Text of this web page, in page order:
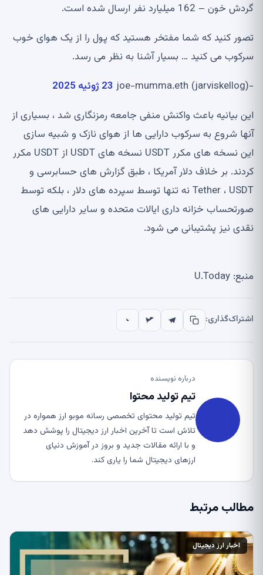
گردش خون – 162 میلیارد نفر ارسال شده است.
تصور کنید که شما مفتخر هستید که پول را از یک هوای خوب
سرکوب می کنید … بسیار آشنا به نظر می رسد.
-joe-mumma.eth (jarviskellog)
23 ژوئیه 2025
این بیانیه باعث واکنش منفی جامعه رمزنگاری شد ، بسیاری از
آنها شروع به سرکوب دارایی ها از هوای نازک و شبیه سازی
این نسخه های مکرر USDT نسخه های USDT از USDT مکرر
کردند. بر خلاف دلار آمریکا ، طبق گزارش های حسابرسی و
Tether ، USDT نه تنها توسط سپرده های دلار ، بلکه توسط
صورتحساب خزانه داری ایالات متحده و سایر دارایی های
نقدی نیز پشتیبانی می شود.
منبع: U.Today
اشتراک‌گذاری:
درباره نویسنده
تیم تولید محتوا
تیم تولید محتوای تخصصی رسانه موبو ارز همواره در
تلاش است تا آخرین اخبار ارز دیجیتال را پوشش دهد
و با ارائه مقالات جدید و بروز در آموزش دنیای
ارزهای دیجیتال شما را یاری کند.
مطالب مرتبط
اخبار ارز دیجیتال